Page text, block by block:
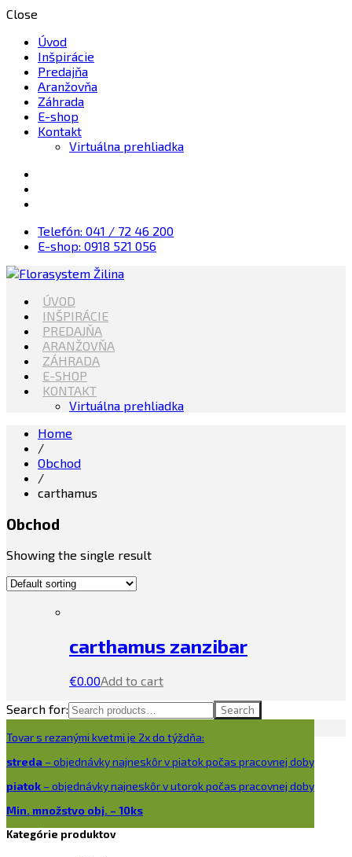
Close
Úvod
Inšpirácie
Predajňa
Aranžovňa
Záhrada
E-shop
Kontakt
Virtuálna prehliadka
Telefón: 041 / 72 46 200
E-shop: 0918 521 056
Florasystem Žilina
Kvety, Sviečky, dekorácie, Záhrada
ÚVOD
INŠPIRÁCIE
PREDAJŇA
ARANŽOVŇA
ZÁHRADA
E-SHOP
KONTAKT
Virtuálna prehliadka
Home
/
Obchod
/
carthamus
Obchod
Showing the single result
carthamus zanzibar
€0.00Add to cart
Search for:
Search
Tovar s rezanými kvetmi je 2x do týždňa:
streda – objednávky najneskôr v piatok počas pracovnej doby
piatok – objednávky najneskôr v utorok počas pracovnej doby
Min. množstvo obj. – 10ks
Kategórie produktov